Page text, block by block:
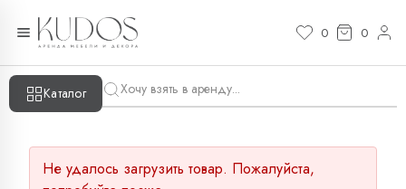
0 0
Каталог
Не удалось загрузить товар. Пожалуйста,